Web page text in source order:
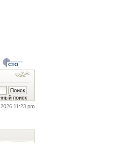
СТО
поиск
11:23 pm